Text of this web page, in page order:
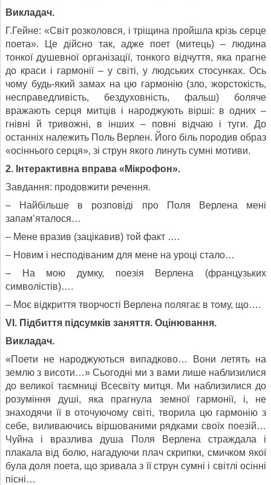
Викладач.
Г.Гейне: «Світ розколовся, і тріщина пройшла крізь серце
поета». Це дійсно так, адже поет (митець) – людина
тонкої душевної організації, тонкого відчуття, яка прагне
до краси і гармонії – у світі, у людських стосунках. Ось
чому будь-який замах на цю гармонію (зло, жорстокість,
несправедливість, бездуховність, фальш) боляче
вражають серця митців і народжують вірші: в одних –
гнівні й тривожні, в інших – повні відчаю і туги. До
останніх належить Поль Верлен. Його біль породив образ
«осіннього серця», зі струн якого линуть сумні мотиви.
2. Інтерактивна вправа «Мікрофон».
Завдання: продовжити речення.
– Найбільше в розповіді про Поля Верлена мені
запам’яталося…
– Мене вразив (зацікавив) той факт ….
– Новим і несподіваним для мене на уроці стало…
– На мою думку, поезія Верлена (французьких
символістів)….
– Моє відкриття творчості Верлена полягає в тому, що….
VI . Підбиття підсумків заняття. Оцінювання.
Викладач.
«Поети не народжуються випадково… Вони летять на
землю з висоти…» Сьогодні ми з вами лише наблизилися
до великої таємниці Всесвіту митця. Ми наблизилися до
розуміння душі, яка прагнула земної гармонії, і, не
знаходячи її в оточуючому світі, творила цю гармонію з
себе, виливаючись віршованими рядками своїх поезій…
Чуйна і вразлива душа Поля Верлена страждала і
плакала від болю, нагадуючи плач скрипки, смичком якої
була доля поета, що зривала з її струн сумні і світлі осінні
пісні…